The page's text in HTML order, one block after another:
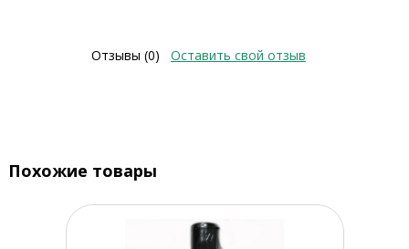
Отзывы (0) Оставить свой отзыв
Похожие товары